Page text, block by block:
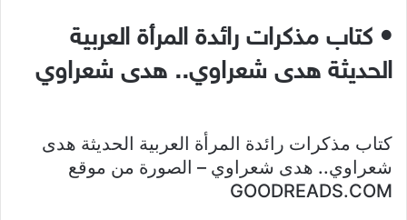
• كتاب مذكرات رائدة المرأة العربية
الحديثة هدى شعراوي.. هدى شعراوي
كتاب مذكرات رائدة المرأة العربية الحديثة هدى
شعراوي.. هدى شعراوي – الصورة من موقع
GOODREADS.COM